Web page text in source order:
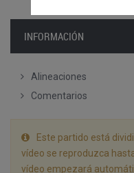
INFORMACIÓN
Alineaciones
Comentarios
Este partido está
vídeo se reproduzca
vídeo empezará